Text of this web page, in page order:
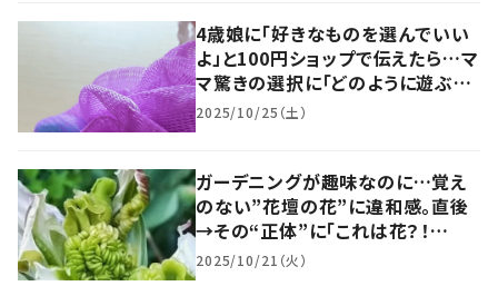
4歳娘に「好きなものを選んでいい
よ」と100円ショップで伝えたら…マ
マ驚きの選択に「どのように遊ぶつ
もりなのかな」「とても嬉しそう」
2025/10/25（土）
ガーデニングが趣味なのに…覚え
のない”花壇の花”に違和感。直後
→その“正体”に「これは花？！
草？！」「芸術的！」
2025/10/21（火）